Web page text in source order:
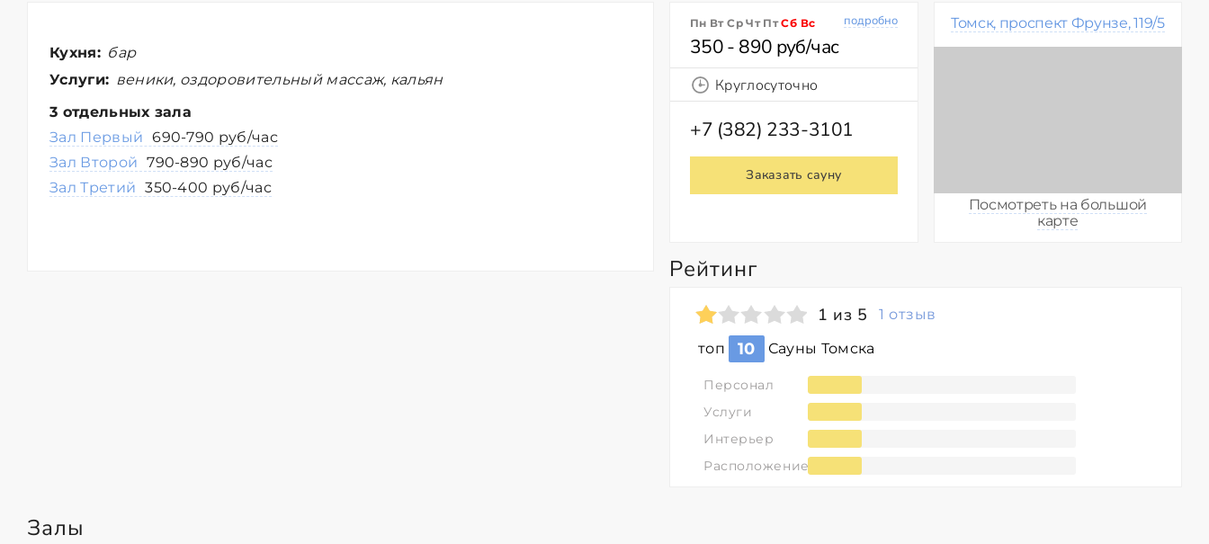
Кухня: бар
Услуги: веники, оздоровительный массаж, кальян
3 отдельных зала
Зал Первый 690-790 руб/час
Зал Второй 790-890 руб/час
Зал Третий 350-400 руб/час
подробно
Пн Вт Ср Чт ПтСб Вс
350 - 890 руб/час
Круглосуточно
+7 (382) 233-3101
Заказать сауну
Томск, проспект Фрунзе, 119/5
Посмотреть на большой
карте
Рейтинг
1 из 5
1 отзыв
топ
10 Сауны Томска
Персонал
Услуги
Интерьер
Расположение
Залы